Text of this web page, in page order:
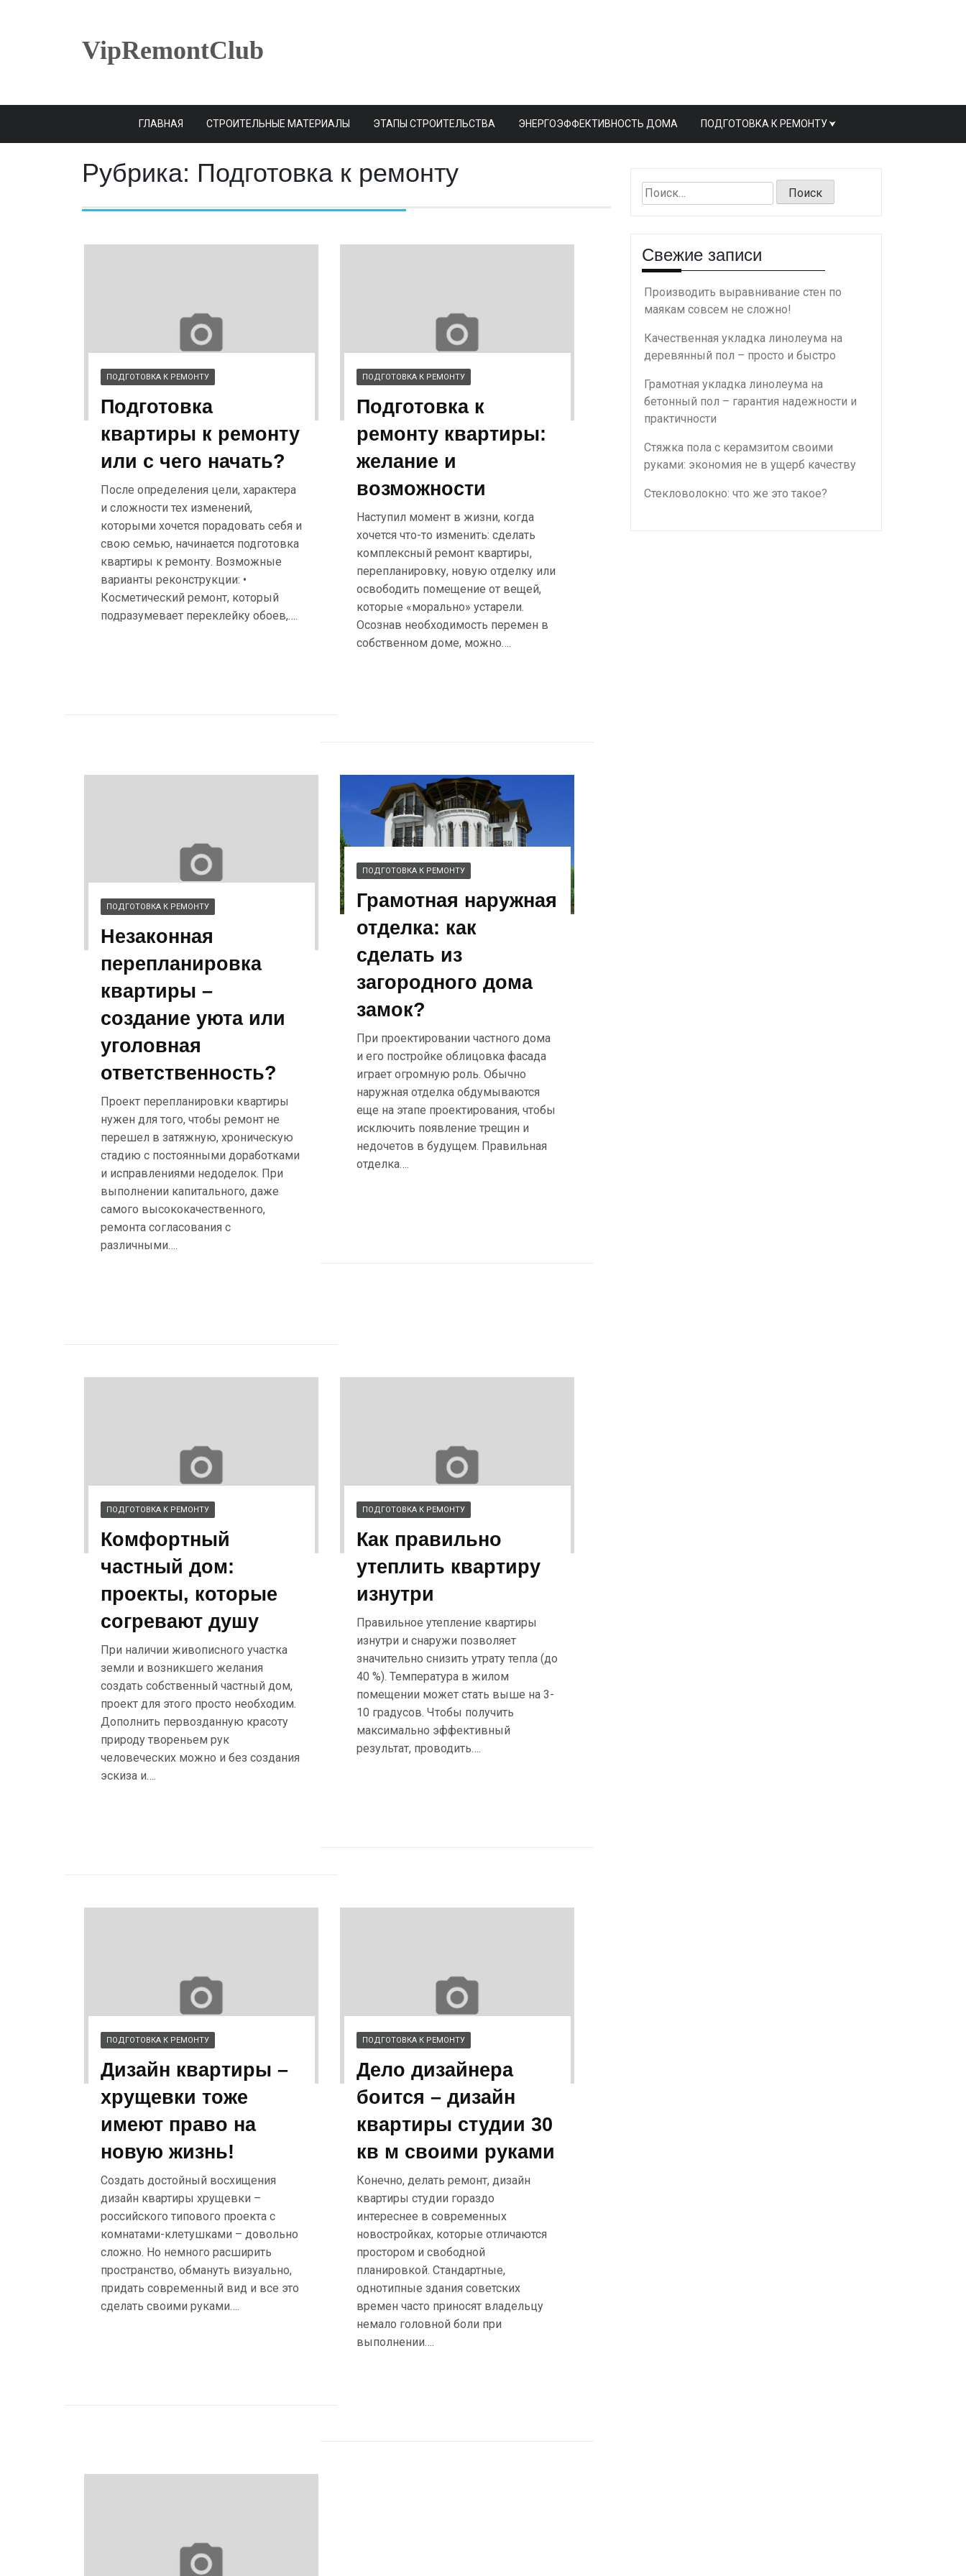
VipRemontClub
ГЛАВНАЯ СТРОИТЕЛЬНЫЕ МАТЕРИАЛЫ ЭТАПЫ СТРОИТЕЛЬСТВА ЭНЕРГОЭФФЕКТИВНОСТЬ ДОМА ПОДГОТОВКА К РЕМОНТУ
Рубрика: Подготовка к ремонту
ПОДГОТОВКА К РЕМОНТУ
Подготовка
квартиры к ремонту
или с чего начать?
После определения цели, характера
и сложности тех изменений,
которыми хочется порадовать себя и
свою семью, начинается подготовка
квартиры к ремонту. Возможные
варианты реконструкции: •
Косметический ремонт, который
подразумевает переклейку обоев,….
ПОДГОТОВКА К РЕМОНТУ
Подготовка к
ремонту квартиры:
желание и
возможности
Наступил момент в жизни, когда
хочется что-то изменить: сделать
комплексный ремонт квартиры,
перепланировку, новую отделку или
освободить помещение от вещей,
которые «морально» устарели.
Осознав необходимость перемен в
собственном доме, можно….
ПОДГОТОВКА К РЕМОНТУ
Незаконная
перепланировка
квартиры –
создание уюта или
уголовная
ответственность?
Проект перепланировки квартиры
нужен для того, чтобы ремонт не
перешел в затяжную, хроническую
стадию с постоянными доработками
и исправлениями недоделок. При
выполнении капитального, даже
самого высококачественного,
ремонта согласования с
различными….
ПОДГОТОВКА К РЕМОНТУ
Грамотная наружная
отделка: как
сделать из
загородного дома
замок?
При проектировании частного дома
и его постройке облицовка фасада
играет огромную роль. Обычно
наружная отделка обдумываются
еще на этапе проектирования, чтобы
исключить появление трещин и
недочетов в будущем. Правильная
отделка….
ПОДГОТОВКА К РЕМОНТУ
Комфортный
частный дом:
проекты, которые
согревают душу
При наличии живописного участка
земли и возникшего желания
создать собственный частный дом,
проект для этого просто необходим.
Дополнить первозданную красоту
природу твореньем рук
человеческих можно и без создания
эскиза и….
ПОДГОТОВКА К РЕМОНТУ
Как правильно
утеплить квартиру
изнутри
Правильное утепление квартиры
изнутри и снаружи позволяет
значительно снизить утрату тепла (до
40 %). Температура в жилом
помещении может стать выше на 3-
10 градусов. Чтобы получить
максимально эффективный
результат, проводить….
ПОДГОТОВКА К РЕМОНТУ
Дизайн квартиры –
хрущевки тоже
имеют право на
новую жизнь!
Создать достойный восхищения
дизайн квартиры хрущевки –
российского типового проекта с
комнатами-клетушками – довольно
сложно. Но немного расширить
пространство, обмануть визуально,
придать современный вид и все это
сделать своими руками….
ПОДГОТОВКА К РЕМОНТУ
Дело дизайнера
боится – дизайн
квартиры студии 30
кв м своими руками
Конечно, делать ремонт, дизайн
квартиры студии гораздо
интереснее в современных
новостройках, которые отличаются
простором и свободной
планировкой. Стандартные,
однотипные здания советских
времен часто приносят владельцу
немало головной боли при
выполнении….
Найти:
Свежие записи
Производить выравнивание стен по
маякам совсем не сложно!
Качественная укладка линолеума на
деревянный пол – просто и быстро
Грамотная укладка линолеума на
бетонный пол – гарантия надежности и
практичности
Стяжка пола с керамзитом своими
руками: экономия не в ущерб качеству
Стекловолокно: что же это такое?